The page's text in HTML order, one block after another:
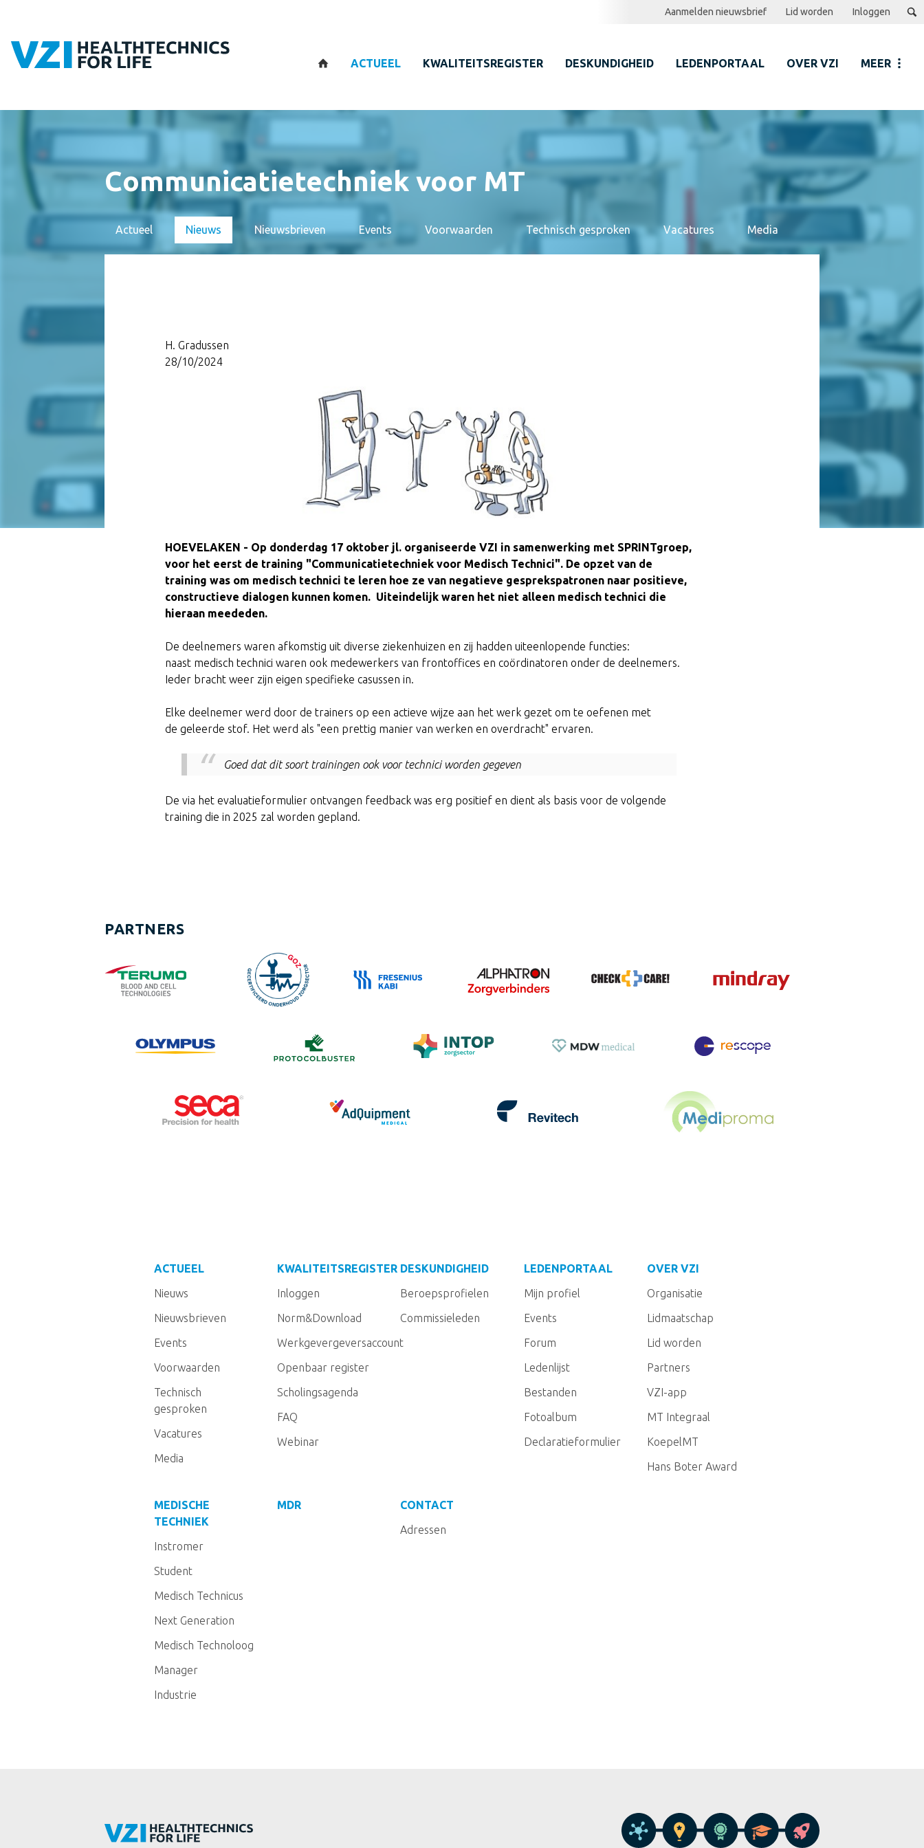
ACTUEEL KWALITEITSREGISTER DESKUNDIGHEID LEDENPORTAAL OVER VZI MEER
Aanmelden nieuwsbrief Lid worden Inloggen
Communicatietechniek voor MT
Actueel Nieuws Nieuwsbrieven Events Voorwaarden Technisch gesproken Vacatures Media
H. Gradussen
28/10/2024
HOEVELAKEN - Op donderdag 17 oktober jl. organiseerde VZI in samenwerking met SPRINTgroep,
voor het eerst de training "Communicatietechniek voor Medisch Technici". De opzet van de
training was om medisch technici te leren hoe ze van negatieve gesprekspatronen naar positieve,
constructieve dialogen kunnen komen. Uiteindelijk waren het niet alleen medisch technici die
hieraan meededen.
De deelnemers waren afkomstig uit diverse ziekenhuizen en zij hadden uiteenlopende functies:
naast medisch technici waren ook medewerkers van frontoffices en coördinatoren onder de deelnemers.
Ieder bracht weer zijn eigen specifieke casussen in.
Elke deelnemer werd door de trainers op een actieve wijze aan het werk gezet om te oefenen met
de geleerde stof. Het werd als "een prettig manier van werken en overdracht" ervaren.
Goed dat dit soort trainingen ook voor technici worden gegeven
De via het evaluatieformulier ontvangen feedback was erg positief en dient als basis voor de volgende
training die in 2025 zal worden gepland.
PARTNERS
ACTUEEL
Nieuws
Nieuwsbrieven
Events
Voorwaarden
Technisch
gesproken
Vacatures
Media
KWALITEITSREGISTER
Inloggen
Norm&Download
Werkgevergeversaccount
Openbaar register
Scholingsagenda
FAQ
Webinar
DESKUNDIGHEID
Beroepsprofielen
Commissieleden
LEDENPORTAAL
Mijn profiel
Events
Forum
Ledenlijst
Bestanden
Fotoalbum
Declaratieformulier
OVER VZI
Organisatie
Lidmaatschap
Lid worden
Partners
VZI-app
MT Integraal
KoepelMT
Hans Boter Award
MEDISCHE
TECHNIEK
Instromer
Student
Medisch Technicus
Next Generation
Medisch Technoloog
Manager
Industrie
MDR
CONTACT
Adressen